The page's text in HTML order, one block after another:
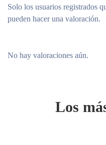
No hay valoraciones aún.
Solo los usuarios registrados
pueden hacer una valoración.
Los